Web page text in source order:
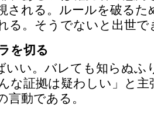
される。ルールを破るた
る。そうでないと出世で
を切る
いい。バレても知らぬふ
な証拠は疑わしい」と
言動である。